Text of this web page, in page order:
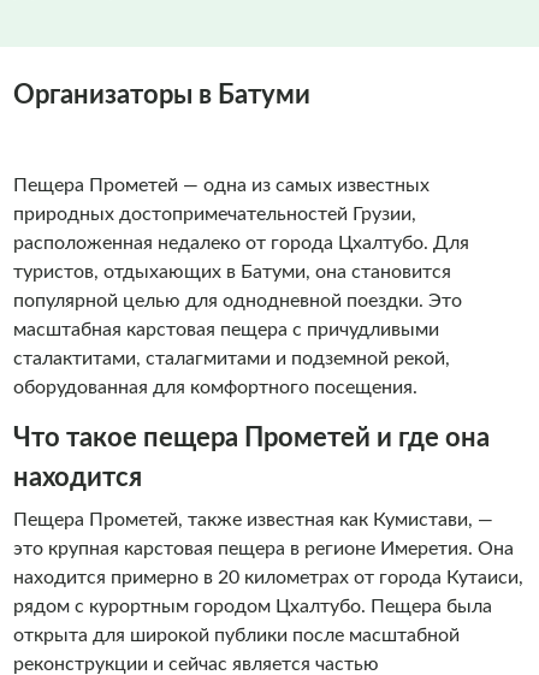
Организаторы в Батуми
Пещера Прометей — одна из самых известных
природных достопримечательностей Грузии,
расположенная недалеко от города Цхалтубо. Для
туристов, отдыхающих в Батуми, она становится
популярной целью для однодневной поездки. Это
масштабная карстовая пещера с причудливыми
сталактитами, сталагмитами и подземной рекой,
оборудованная для комфортного посещения.
Что такое пещера Прометей и где она
находится
Пещера Прометей, также известная как Кумистави, —
это крупная карстовая пещера в регионе Имеретия. Она
находится примерно в 20 километрах от города Кутаиси,
рядом с курортным городом Цхалтубо. Пещера была
открыта для широкой публики после масштабной
реконструкции и сейчас является частью